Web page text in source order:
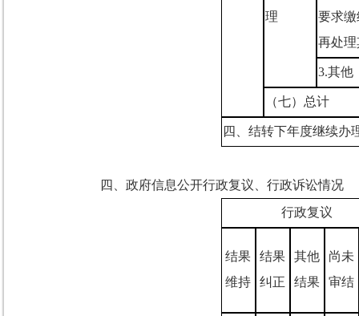
理
要求
再处
3.其他
（七）总计
四、结转下年度继续办
四、政府信息公开行政复议、行政诉讼情况
行政复议
结果
维持
结果
纠正
其他
结果
尚未
审结